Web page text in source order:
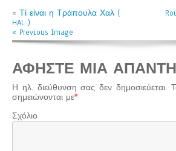
« Τί είναι η Τράπουλα Χαλ (
HAL )
« Previous Image
ΑΦΉΣΤΕ ΜΙΑ
Η ηλ. διεύθυνση σας δεν δημοσιεύεται.
σημειώνονται με*
Σχόλιο